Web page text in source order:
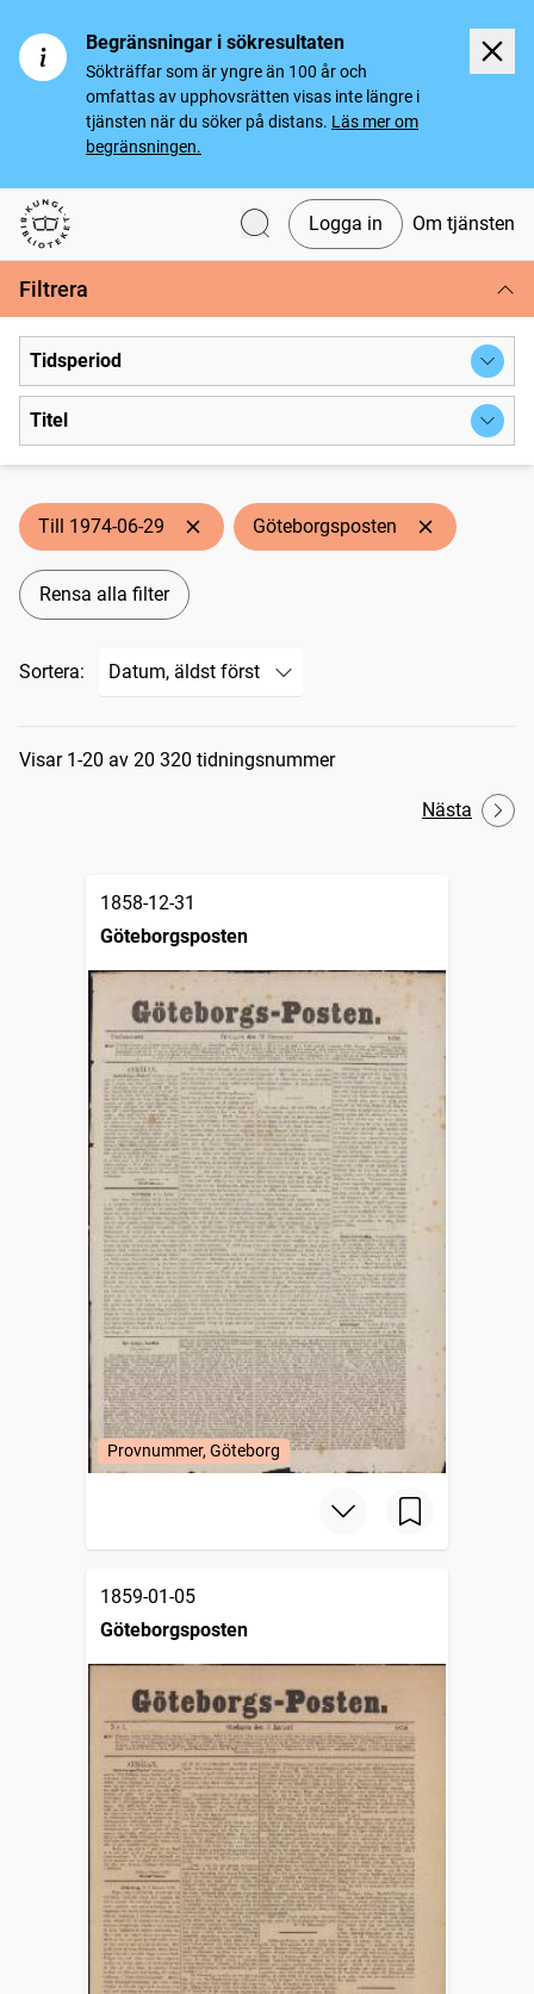
Begränsningar i sökresultaten
Sökträffar som är yngre än 100 år och
omfattas av upphovsrätten visas inte längre i
tjänsten när du söker på distans. Läs mer om
begränsningen.
Svenska tidningar
Logga in Om tjänsten
Filtrera
Tidsperiod
Titel
Till 1974-06-29 Göteborgsposten
Rensa alla filter
Sortera:
Sökresultat
Visar 1-20 av 20 320 tidningsnummer
Nästa
1858-12-31
Göteborgsposten
Provnummer, Göteborg
1859-01-05
Göteborgsposten